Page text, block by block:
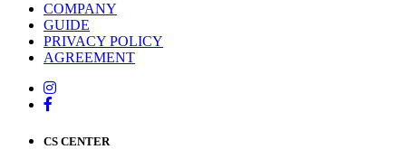
COMPANY
GUIDE
PRIVACY POLICY
AGREEMENT
CS CENTER